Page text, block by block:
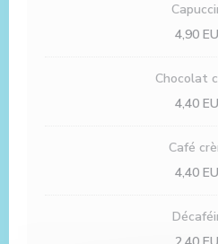
4,90
Chocolat
4,40
Café
4,40